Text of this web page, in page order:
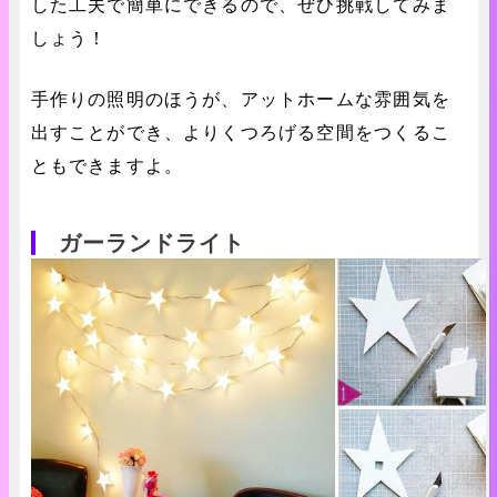
した工夫で簡単にできるので、ぜひ挑戦してみま
しょう！
手作りの照明のほうが、アットホームな雰囲気を
出すことができ、よりくつろげる空間をつくるこ
ともできますよ。
ガーランドライト